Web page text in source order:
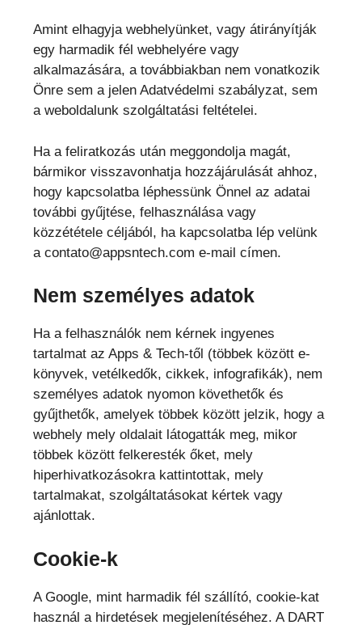
Amint elhagyja webhelyünket, vagy átirányítják
egy harmadik fél webhelyére vagy
alkalmazására, a továbbiakban nem vonatkozik
Önre sem a jelen Adatvédelmi szabályzat, sem
a weboldalunk szolgáltatási feltételei.
Ha a feliratkozás után meggondolja magát,
bármikor visszavonhatja hozzájárulását ahhoz,
hogy kapcsolatba léphessünk Önnel az adatai
további gyűjtése, felhasználása vagy
közzététele céljából, ha kapcsolatba lép velünk
a contato@appsntech.com e-mail címen.
Nem személyes adatok
Ha a felhasználók nem kérnek ingyenes
tartalmat az Apps & Tech-től (többek között e-
könyvek, vetélkedők, cikkek, infografikák), nem
személyes adatok nyomon követhetők és
gyűjthetők, amelyek többek között jelzik, hogy a
webhely mely oldalait látogatták meg, mikor
többek között felkeresték őket, mely
hiperhivatkozásokra kattintottak, mely
tartalmakat, szolgáltatásokat kértek vagy
ajánlottak.
Cookie-k
A Google, mint harmadik fél szállító, cookie-kat
használ a hirdetések megjelenítéséhez. A DART